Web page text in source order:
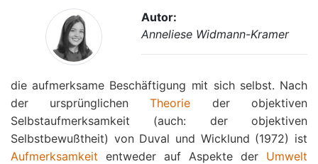
Autor:
Anneliese Widmann-Kramer
die aufmerksame Beschäftigung mit sich selbst. Nach
der ursprünglichenTheorie der objektiven
Selbstaufmerksamkeit (auch: der objektiven
Selbstbewußtheit) von Duval und Wicklund (1972) ist
Aufmerksamkeit entweder auf Aspekte der Umwelt